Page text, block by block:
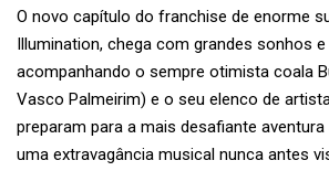
O novo capítulo do franchise de enorme
Illumination, chega com grandes sonhos
acompanhando o sempre otimista coala
Vasco Palmeirim) e o seu elenco de
preparam para a mais desafiante
uma extravagância musical nunca antes